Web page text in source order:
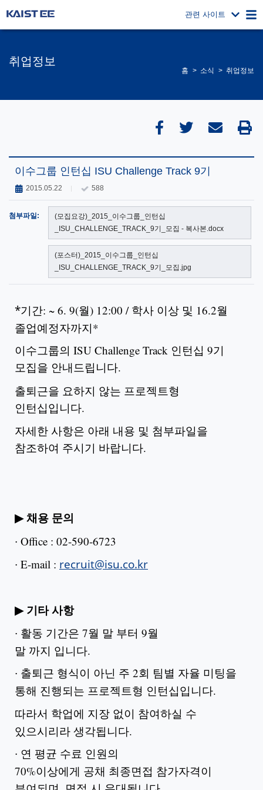
관련 사이트
취업정보
홈 소식 취업정보
이수그룹 인턴십 ISU Challenge Track 9기
2015.05.22 588
첨부파일:
(모집요강)_2015_이수그룹_인턴십
_ISU_CHALLENGE_TRACK_9기_모집 - 복사본.docx
(포스터)_2015_이수그룹_인턴십
_ISU_CHALLENGE_TRACK_9기_모집.jpg
*기간: ~ 6. 9(월) 12:00 / 학사 이상 및 16.2월
졸업예정자까지*
이수그룹의 ISU Challenge Track 인턴십 9기
모집을 안내드립니다.
출퇴근을 요하지 않는 프로젝트형
인턴십입니다.
자세한 사항은 아래 내용 및 첨부파일을
참조하여 주시기 바랍니다.
▶채용 문의
∙ Office : 02-590-6723
∙ E-mail : recruit@isu.co.kr
▶기타 사항
∙ 활동 기간은 7월 말 부터 9월
말 까지 입니다.
∙ 출퇴근 형식이 아닌 주 2회 팀별 자율 미팅을
통해 진행되는 프로젝트형 인턴십입니다.
따라서 학업에 지장 없이 참여하실 수
있으시리라 생각됩니다.
∙ 연 평균 수료 인원의
70%이상에게 공채 최종면접 참가자격이